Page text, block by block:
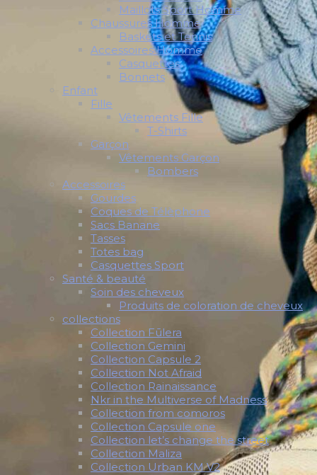
Maillots Sport Homme
Chaussures Homme
Baskets et Tennis
Accessoires Homme
Casquettes
Bonnets
Enfant
Fille
Vêtements Fille
T-Shirts
Garçon
Vêtements Garçon
Bombers
Accessoires
Gourdes
Coques de Télèphone
Sacs Banane
Tasses
Totes bag
Casquettes Sport
Santé & beauté
Soin des cheveux
Produits de coloration de cheveux
collections
Collection Fūlera
Collection Gemini
Collection Capsule 2
Collection Not Afraid
Collection Rainaissance
Nkr in the Multiverse of Madness
Collection from comoros
Collection Capsule one
Collection let’s change the street
Collection Maliza
Collection Urban KM V2